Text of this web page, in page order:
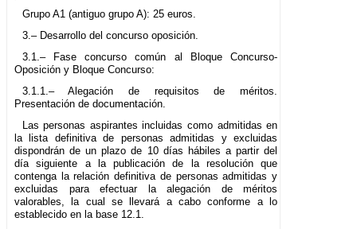
Grupo A1 (antiguo grupo A): 25 euros.
3.– Desarrollo del concurso oposición.
3.1.– Fase concurso común al Bloque Concurso-
Oposición y Bloque Concurso:
3.1.1.– Alegación de requisitos de méritos.
Presentación de documentación.
Las personas aspirantes incluidas como admitidas en
la lista definitiva de personas admitidas y excluidas
dispondrán de un plazo de 10 días hábiles a partir del
día siguiente a la publicación de la resolución que
contenga la relación definitiva de personas admitidas y
excluidas para efectuar la alegación de méritos
valorables, la cual se llevará a cabo conforme a lo
establecido en la base 12.1.